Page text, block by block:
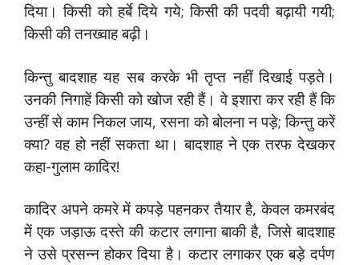
दिया। किसी को हर्बे दिये गये; किसी की पदवी बढ़ायी गयी;
किसी की तनख्वाह बढ़ी।
किन्तु बादशाह यह सब करके भी तृप्त नहीं दिखाई पड़ते।
उनकी निगाहें किसी को खोज रही हैं। वे इशारा कर रही हैं कि
उन्हीं से काम निकल जाय, रसना को बोलना न पड़े; किन्तु करें
क्या? वह हो नहीं सकता था। बादशाह ने एक तरफ देखकर
कहा-गुलाम कादिर!
कादिर अपने कमरे में कपड़े पहनकर तैयार है, केवल कमरबंद
में एक जड़ाऊ दस्ते की कटार लगाना बाकी है, जिसे बादशाह
ने उसे प्रसन्न होकर दिया है। कटार लगाकर एक बड़े दर्पण